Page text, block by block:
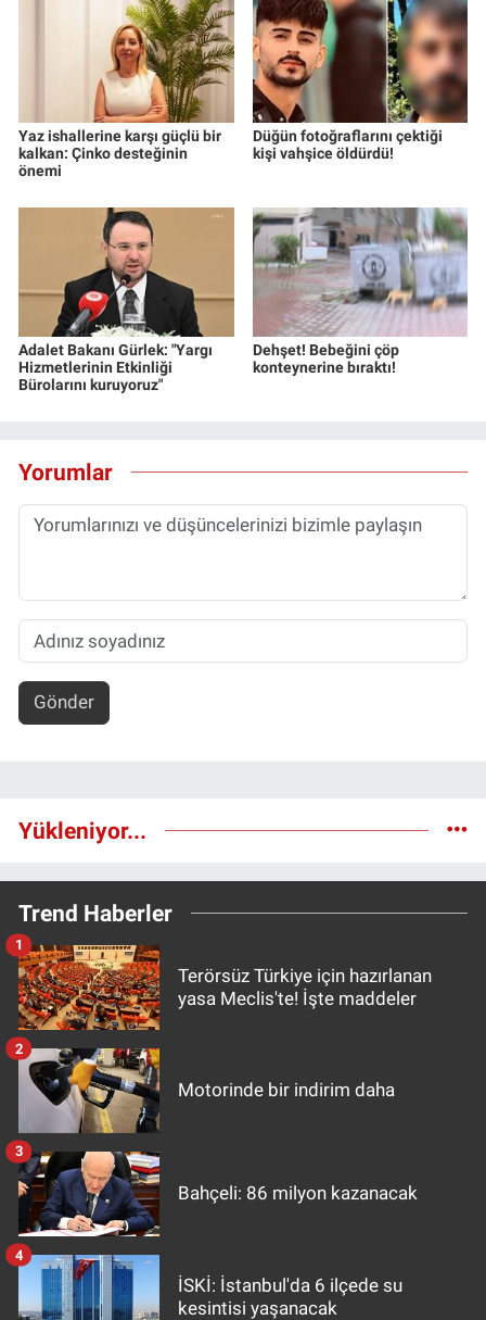
Yaz ishallerine karşı güçlü bir
kalkan: Çinko desteğinin
önemi
Düğün fotoğraflarını çektiği
kişi vahşice öldürdü!
Adalet Bakanı Gürlek: "Yargı
Hizmetlerinin Etkinliği
Bürolarını kuruyoruz"
Dehşet! Bebeğini çöp
konteynerine bıraktı!
Yorumlar
Gönder
Yükleniyor...
Trend Haberler
Terörsüz Türkiye için hazırlanan
yasa Meclis'te! İşte maddeler
1
Motorinde bir indirim daha
2
Bahçeli: 86 milyon kazanacak
3
İSKİ: İstanbul'da 6 ilçede su
kesintisi yaşanacak
4